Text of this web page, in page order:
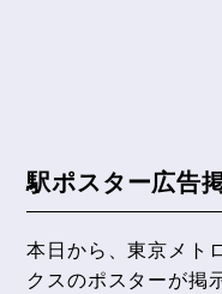
駅ポスター広告
本日から、東京メト
クスのポスターが掲